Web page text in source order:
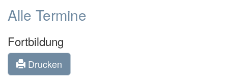
Alle Termine
Fortbildung
Drucken